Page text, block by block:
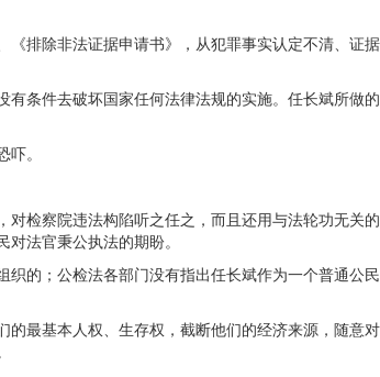
排除非法证据申请书》，从犯罪事实认定不清、证据
条件去破坏国家任何法律法规的实施。任长斌所做的
。
检察院违法构陷听之任之，而且还用与法轮功无关的
法官秉公执法的期盼。
的；公检法各部门没有指出任长斌作为一个普通公民
最基本人权、生存权，截断他们的经济来源，随意对